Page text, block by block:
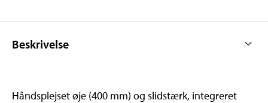
Beskrivelse
Håndsplejset øje (400 mm) og slidstærk, integreret